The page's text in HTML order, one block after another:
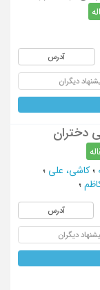
آدرس
دیگران
دختران
؛ کاشی، علی ؛
؛
آدرس
دیگران